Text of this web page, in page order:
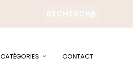
CATÉGORIES CONTACT